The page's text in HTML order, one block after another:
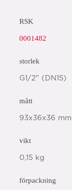
RSK
0001482
storlek
G1/2" (DN15)
mått
93x36x36 mm
vikt
0,15 kg
förpackning